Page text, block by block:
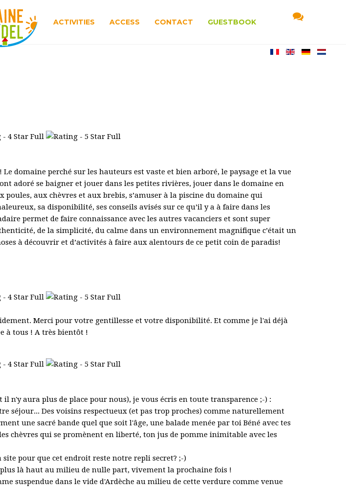
ACTIVITIES ACCESS CONTACT GUESTBOOK
domaine perché sur les hauteurs est vaste et bien arboré, le paysage et la vue
adoré se baigner et jouer dans les petites rivières, jouer dans le domaine en
aux chèvres et aux brebis, s’amuser à la piscine du domaine qui
sa disponibilité, ses conseils avisés sur ce qu’il y a à faire dans les
permet de faire connaissance avec les autres vacanciers et sont super
de la simplicité, du calme dans un environnement magnifique c’était un
à découvrir et d’activités à faire aux alentours de ce petit coin de paradis!
Merci pour votre gentillesse et votre disponibilité. Et comme je l'ai déjà
à tous ! A très bientôt !
aura plus de place pour nous), je vous écris en toute transparence ;-) :
Des voisins respectueux (et pas trop proches) comme naturellement
une sacré bande quel que soit l'âge, une balade menée par toi Béné avec tes
chèvres qui se promènent en liberté, ton jus de pomme inimitable avec les
pour que cet endroit reste notre repli secret? ;-)
là haut au milieu de nulle part, vivement la prochaine fois !
suspendue dans le vide d'Ardèche au milieu de cette verdure comme venue